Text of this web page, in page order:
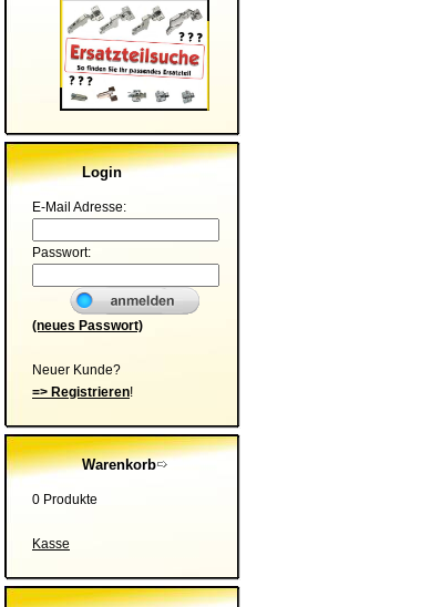
Login
E-Mail Adresse:
Passwort:
(neues Passwort)
Neuer Kunde?
=> Registrieren!
Warenkorb
0 Produkte
Kasse